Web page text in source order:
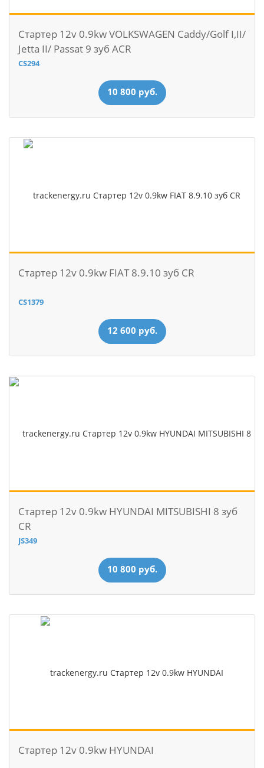
Стартер 12v 0.9kw VOLKSWAGEN Caddy/Golf I,II/
Jetta II/ Passat 9 зуб ACR
CS294
10 800 руб.
Стартер 12v 0.9kw FIAT 8.9.10 зуб CR
CS1379
12 600 руб.
Стартер 12v 0.9kw HYUNDAI MITSUBISHI 8 зуб
CR
JS349
10 800 руб.
Стартер 12v 0.9kw HYUNDAI